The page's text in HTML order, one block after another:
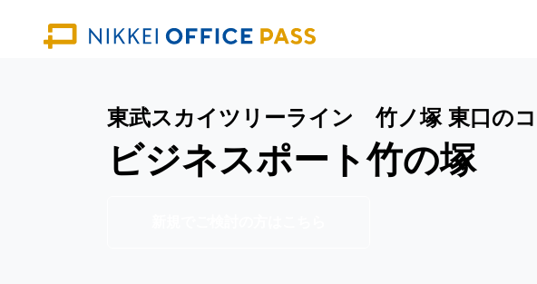
東武スカイツリーライン 竹ノ塚 東口の
ビジネスポート竹の塚